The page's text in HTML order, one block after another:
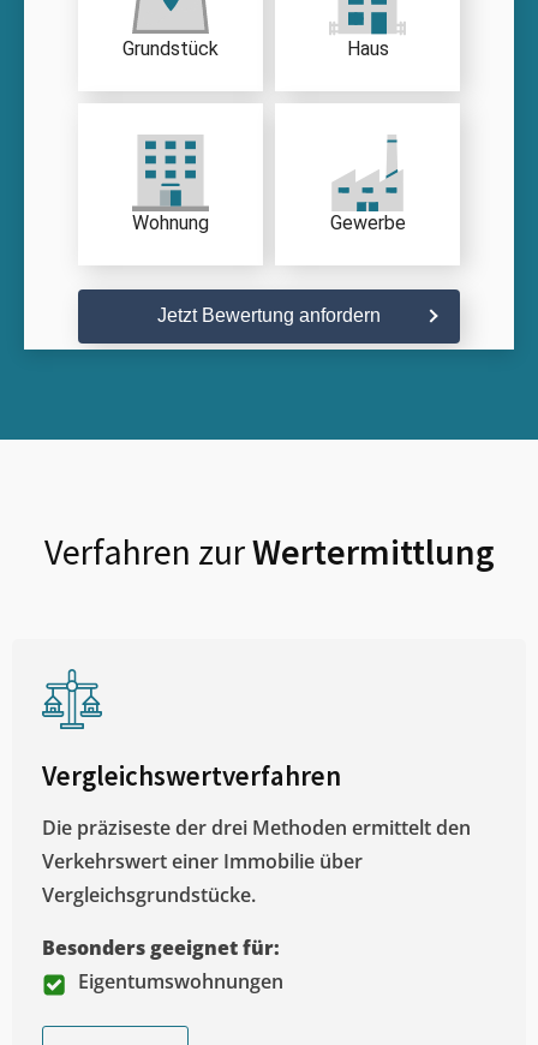
Grundstück Haus
Wohnung Gewerbe
Jetzt Bewertung anfordern
Verfahren zurWertermittlung
Vergleichswertverfahren
Die präziseste der drei Methoden ermittelt den
Verkehrswert einer Immobilie über
Vergleichsgrundstücke.
Besonders geeignet für:
Eigentumswohnungen